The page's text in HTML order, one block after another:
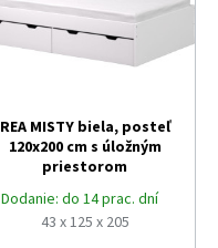
Dodanie: do 14 prac. dní
43 x 125 x 205
REA MISTY biela, posteľ
120x200 cm s úložným
priestorom